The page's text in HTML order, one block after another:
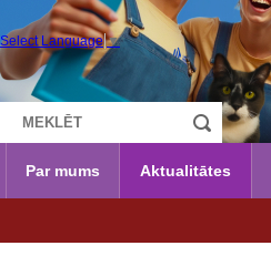
Select Language ▼
Par mums Aktualitātes